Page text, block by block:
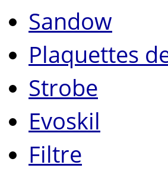
Sandow
Plaquettes
Strobe
Evoskil
Filtre